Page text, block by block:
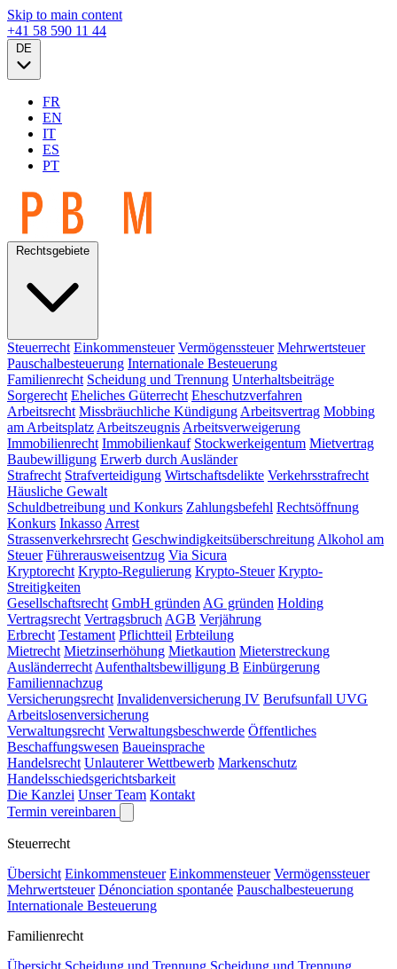
Skip to main content
+41 58 590 11 44
FR
EN
IT
ES
PT
Steuerrecht Einkommensteuer Vermögenssteuer Mehrwertsteuer
Pauschalbesteuerung Internationale Besteuerung
Familienrecht Scheidung und Trennung Unterhaltsbeiträge
Sorgerecht Eheliches Güterrecht Eheschutzverfahren
Arbeitsrecht Missbräuchliche Kündigung Arbeitsvertrag Mobbing
am Arbeitsplatz Arbeitszeugnis Arbeitsverweigerung
Immobilienrecht Immobilienkauf Stockwerkeigentum Mietvertrag
Baubewilligung Erwerb durch Ausländer
Strafrecht Strafverteidigung Wirtschaftsdelikte Verkehrsstrafrecht
Häusliche Gewalt
Schuldbetreibung und Konkurs Zahlungsbefehl Rechtsöffnung
Konkurs Inkasso Arrest
Strassenverkehrsrecht Geschwindigkeitsüberschreitung Alkohol am
Steuer Führerausweisentzug Via Sicura
Kryptorecht Krypto-Regulierung Krypto-Steuer Krypto-
Streitigkeiten
Gesellschaftsrecht GmbH gründen AG gründen Holding
Vertragsrecht Vertragsbruch AGB Verjährung
Erbrecht Testament Pflichtteil Erbteilung
Mietrecht Mietzinserhöhung Mietkaution Mieterstreckung
Ausländerrecht Aufenthaltsbewilligung B Einbürgerung
Familiennachzug
Versicherungsrecht Invalidenversicherung IV Berufsunfall UVG
Arbeitslosenversicherung
Verwaltungsrecht Verwaltungsbeschwerde Öffentliches
Beschaffungswesen Baueinsprache
Handelsrecht Unlauterer Wettbewerb Markenschutz
Handelsschiedsgerichtsbarkeit
Die Kanzlei Unser Team Kontakt
Termin vereinbaren
Steuerrecht
Übersicht Einkommensteuer Einkommensteuer Vermögenssteuer
Mehrwertsteuer Dénonciation spontanée Pauschalbesteuerung
Internationale Besteuerung
Familienrecht
Übersicht Scheidung und Trennung Scheidung und Trennung